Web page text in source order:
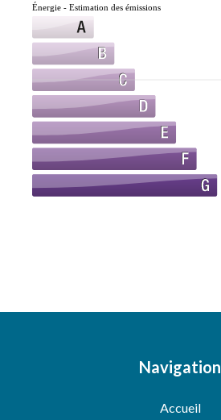
Énergie - Estimation des émissions
Navigation
Accueil